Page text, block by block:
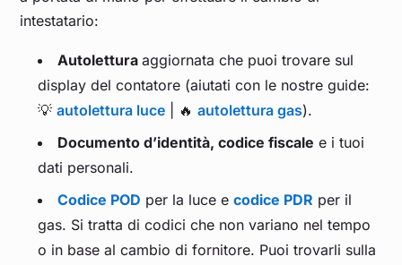
intestatario:
Autoletturaaggiornata che puoi trovare sul
display del contatore (aiutati con le nostre guide:
💡autolettura luce | 🔥autolettura gas).
Documento d’identità, codice fiscale e i tuoi
dati personali.
Codice POD per la luce ecodice PDR per il
gas. Si tratta di codici che non variano nel tempo
o in base al cambio di fornitore. Puoi trovarli sulla